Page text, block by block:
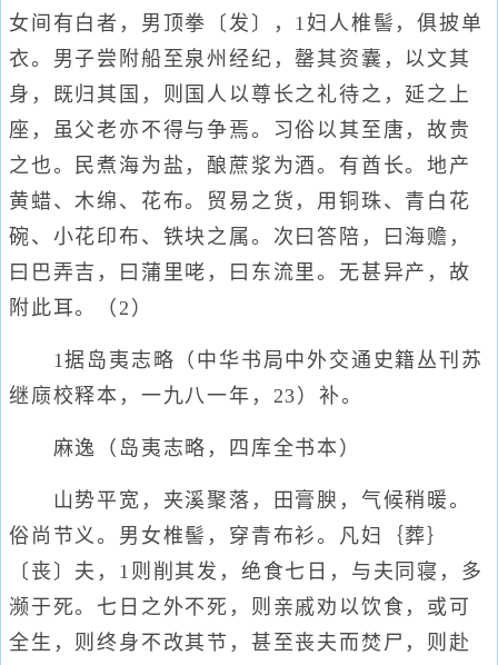
女间有白者，男顶拳〔发〕，1妇人椎髻，俱披单
衣。男子尝附船至泉州经纪，罄其资囊，以文其
身，既归其国，则国人以尊长之礼待之，延之上
座，虽父老亦不得与争焉。习俗以其至唐，故贵
之也。民煮海为盐，酿蔗浆为酒。有酋长。地产
黄蜡、木绵、花布。贸易之货，用铜珠、青白花
碗、小花印布、铁块之属。次曰答陪，曰海赡，
曰巴弄吉，曰蒲里咾，曰东流里。无甚异产，故
附此耳。（2）
1据岛夷志略（中华书局中外交通史籍丛刊苏
继庼校释本，一九八一年，23）补。
麻逸（岛夷志略，四库全书本）
山势平宽，夹溪聚落，田膏腴，气候稍暖。
俗尚节义。男女椎髻，穿青布衫。凡妇｛葬｝
〔丧〕夫，1则削其发，绝食七日，与夫同寝，多
濒于死。七日之外不死，则亲戚劝以饮食，或可
全生，则终身不改其节，甚至丧夫而焚尸，则赴